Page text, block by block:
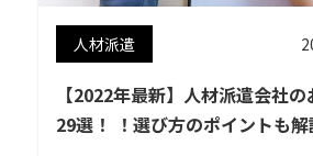
人材派遣
【2022年最新】人材派遣会社
29選！ ！選び方のポイントも解